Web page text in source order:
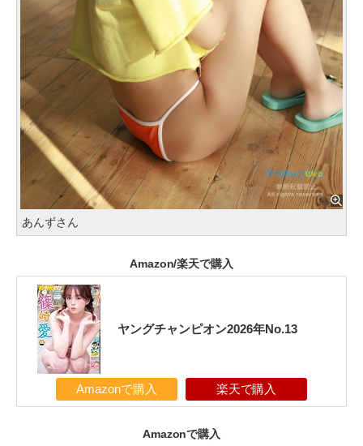
あんずさん
Amazon/楽天で購入
ヤングチャンピオン2026年No.13
Amazonで購入 楽天で購入
Amazonで購入